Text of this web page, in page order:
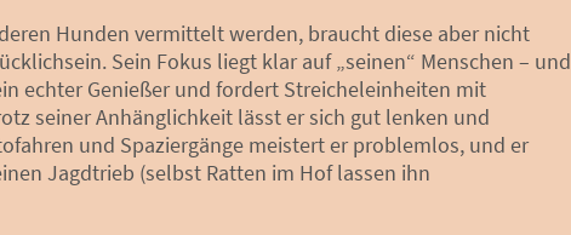
Hunden vermittelt werden, braucht diese aber nicht
Sein Fokus liegt klar auf „seinen“ Menschen – und
echter Genießer und fordert Streicheleinheiten mit
seiner Anhänglichkeit lässt er sich gut lenken und
und Spaziergänge meistert er problemlos, und er
Jagdtrieb (selbst Ratten im Hof lassen ihn